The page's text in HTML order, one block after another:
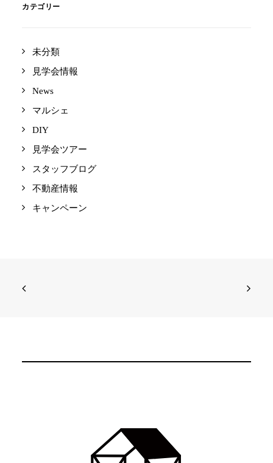
カテゴリー
未分類
見学会情報
News
マルシェ
DIY
見学会ツアー
スタッフブログ
不動産情報
キャンペーン